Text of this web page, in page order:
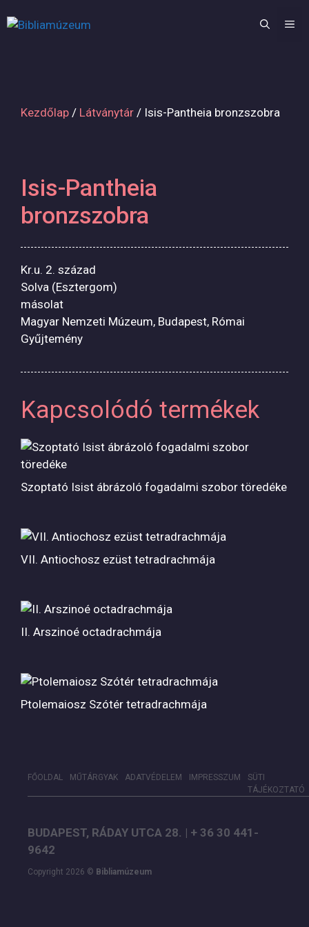
Kezdőlap / Látványtár / Isis-Pantheia bronzszobra
Isis-Pantheia
bronzszobra
Kr.u. 2. század
Solva (Esztergom)
másolat
Magyar Nemzeti Múzeum, Budapest, Római
Gyűjtemény
Kapcsolódó termékek
Szoptató Isist ábrázoló fogadalmi szobor töredéke
VII. Antiochosz ezüst tetradrachmája
II. Arszinoé octadrachmája
Ptolemaiosz Szótér tetradrachmája
FŐOLDAL MŰTÁRGYAK ADATVÉDELEM IMPRESSZUM
SÜTI
TÁJÉKOZTATÓ
BUDAPEST, RÁDAY UTCA 28. | + 36 30 441-
9642
Copyright 2026 © Bibliamúzeum